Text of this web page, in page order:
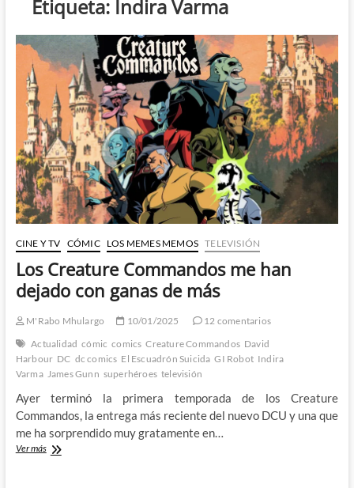
Etiqueta: Indira Varma
CINE Y TV CÓMIC LOS MEMES MEMOS TELEVISIÓN
Los Creature Commandos me han
dejado con ganas de más
M'Rabo Mhulargo 10/01/2025
12 comentarios
Actualidad cómic comics Creature Commandos David
Harbour DC dc comics El Escuadrón Suicida GI Robot Indira
Varma James Gunn superhéroes televisión
Ayer terminó la primera temporada de los Creature
Commandos, la entrega más reciente del nuevo DCU y una que
me ha sorprendido muy gratamente en…
Ver másLos